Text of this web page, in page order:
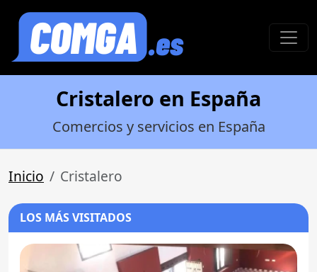
Cristalero en España
Comercios y servicios en España
Inicio Cristalero
LOS MÁS VISITADOS